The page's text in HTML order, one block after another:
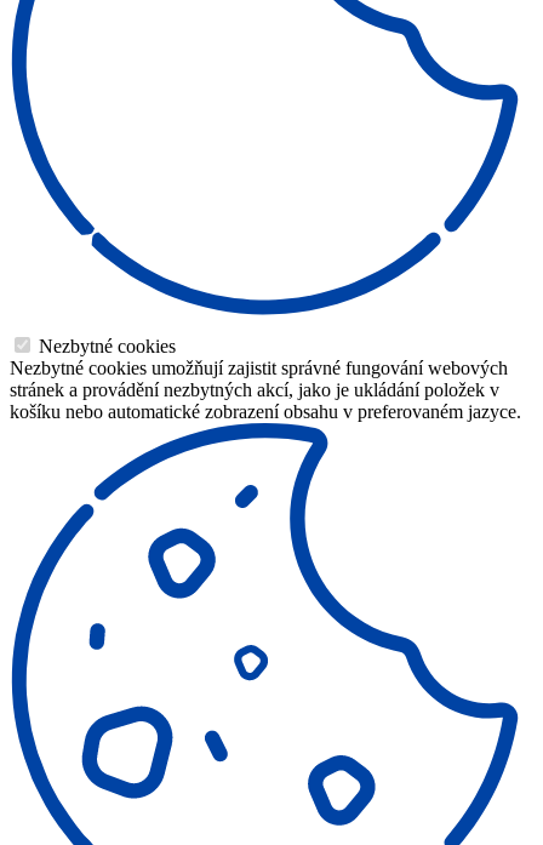
Nezbytné cookies
Nezbytné cookies umožňují zajistit správné fungování webových
stránek a provádění nezbytných akcí, jako je ukládání položek v
košíku nebo automatické zobrazení obsahu v preferovaném jazyce.